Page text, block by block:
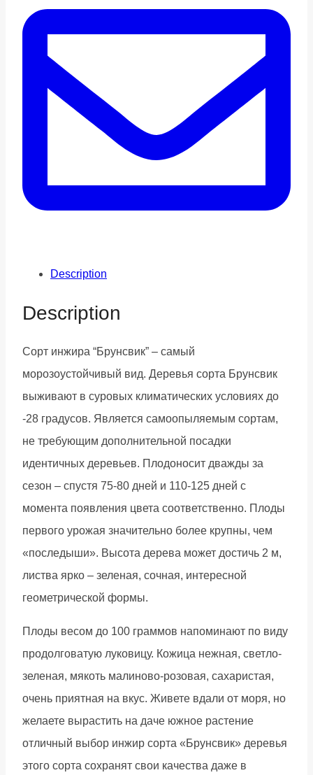
Description
Description
Сорт инжира “Брунсвик” – самый
морозоустойчивый вид. Деревья сорта Брунсвик
выживают в суровых климатических условиях до
-28 градусов. Является самоопыляемым сортам,
не требующим дополнительной посадки
идентичных деревьев. Плодоносит дважды за
сезон – спустя 75-80 дней и 110-125 дней с
момента появления цвета соответственно. Плоды
первого урожая значительно более крупны, чем
«последыши». Высота дерева может достичь 2 м,
листва ярко – зеленая, сочная, интересной
геометрической формы.
Плоды весом до 100 граммов напоминают по виду
продолговатую луковицу. Кожица нежная, светло-
зеленая, мякоть малиново-розовая, сахаристая,
очень приятная на вкус. Живете вдали от моря, но
желаете вырастить на даче южное растение
отличный выбор инжир сорта «Брунсвик» деревья
этого сорта сохранят свои качества даже в